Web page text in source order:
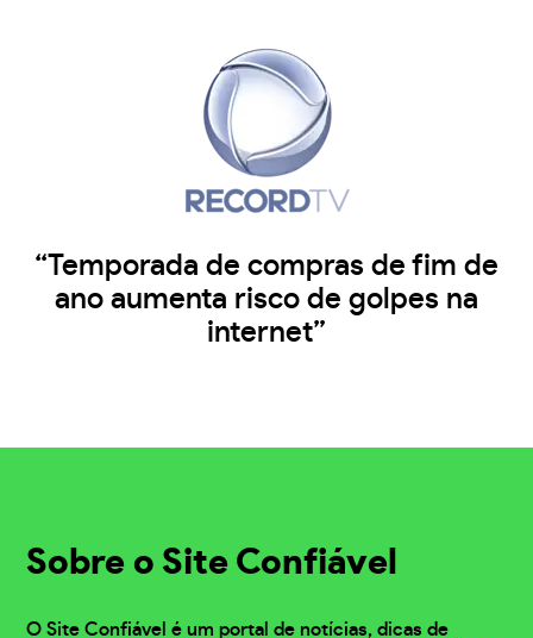
“Temporada de compras de fim de
ano aumenta risco de golpes na
internet”
Sobre o Site Confiável
O Site Confiável é um portal de notícias, dicas de